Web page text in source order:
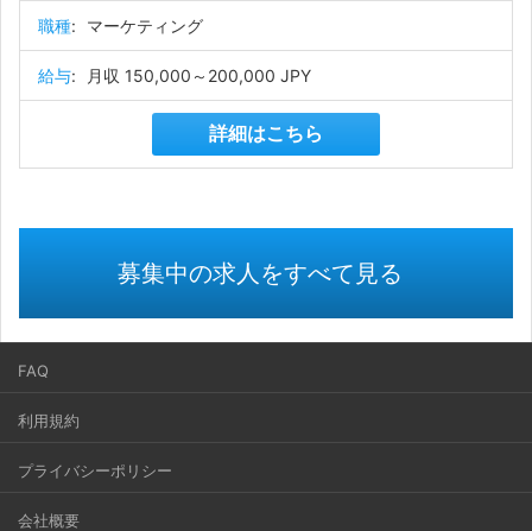
職種: マーケティング
給与: 月収 150,000～200,000 JPY
詳細はこちら
募集中の求人をすべて見る
FAQ
利用規約
プライバシーポリシー
会社概要